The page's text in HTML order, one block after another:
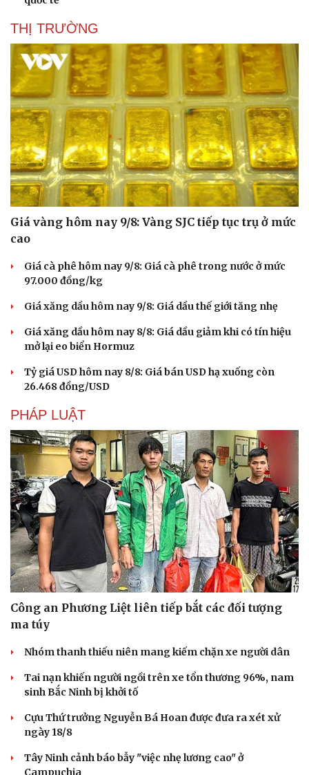
Sân khấu - Điện ảnh
Văn học
Âm nhạc
Di sản
Nghệ sĩ
THỊ TRƯỜNG
Giá vàng hôm nay 9/8: Vàng SJC tiếp tục trụ ở mức
cao
Giá cà phê hôm nay 9/8: Giá cà phê trong nước ở mức
97.000 đồng/kg
Giá xăng dầu hôm nay 9/8: Giá dầu thế giới tăng nhẹ
Giá xăng dầu hôm nay 8/8: Giá dầu giảm khi có tín hiệu
mở lại eo biển Hormuz
Tỷ giá USD hôm nay 8/8: Giá bán USD hạ xuống còn
26.468 đồng/USD
PHÁP LUẬT
Công an Phương Liệt liên tiếp bắt các đối tượng
ma túy
Nhóm thanh thiếu niên mang kiếm chặn xe người dân
Tai nạn khiến người ngồi trên xe tổn thương 96%, nam
sinh Bắc Ninh bị khởi tố
Cựu Thứ trưởng Nguyễn Bá Hoan được đưa ra xét xử
ngày 18/8
Tây Ninh cảnh báo bẫy "việc nhẹ lương cao" ở
Campuchia